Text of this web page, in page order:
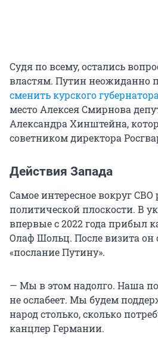
Судя по всему, остались
властям. Путин неожиданно
сменить курского губернатора
место Алексея Смирнова
Александра Хинштейна,
советником директора
Действия Запада
Самое интересное вокруг СВО
политической плоскости. В
впервые с 2022 года прибыл
Олаф Шольц. После визита он
«послание Путину».
— Мы в этом надолго. Наша
не ослабеет. Мы будем
народ столько, сколько
канцлер Германии.